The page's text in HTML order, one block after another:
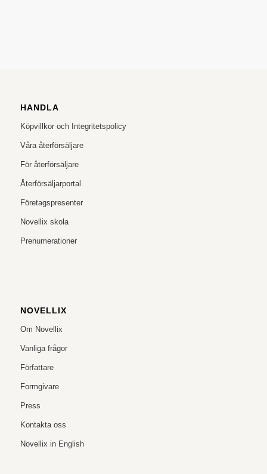
HANDLA
Köpvillkor och Integritetspolicy
Våra återförsäljare
För återförsäljare
Återförsäljarportal
Företagspresenter
Novellix skola
Prenumerationer
NOVELLIX
Om Novellix
Vanliga frågor
Författare
Formgivare
Press
Kontakta oss
Novellix in English